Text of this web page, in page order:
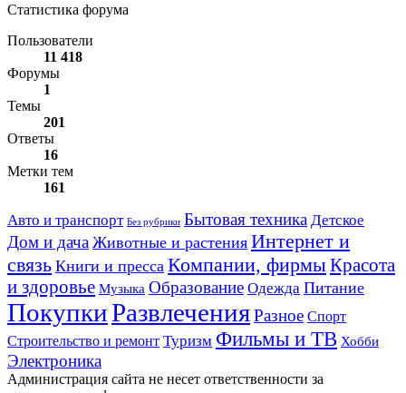
Статистика форума
Пользователи
11 418
Форумы
1
Темы
201
Ответы
16
Метки тем
161
Авто и транспорт Без рубрики Бытовая техника Детское
Дом и дача Животные и растения Интернет и
связь Книги и пресса Компании, фирмыКрасота
и здоровье Музыка Образование Одежда Питание
ПокупкиРазвлеченияРазное Спорт
Строительство и ремонт Туризм Фильмы и ТВ Хобби
Электроника
Администрация сайта не несет ответственности за